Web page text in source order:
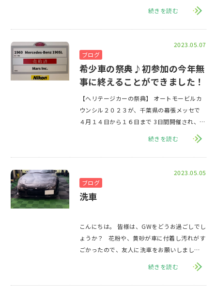
続きを読む
2023.05.07
ブログ
希少車の祭典♪初参加の今年無
事に終えることができました！
【ヘリテージカーの祭典】 オートモービルカ
ウンシル２０２３が、千葉県の幕張メッセで
４月１４日から１６日まで 3日間開催され、会
続きを読む
2023.05.05
ブログ
洗車
こんにちは。 皆様は、GWをどうお過ごしでし
ょうか？ 花粉や、黄砂が車に付着し汚れがす
ごかったので、友人に洗車をお願いしまし
続きを読む